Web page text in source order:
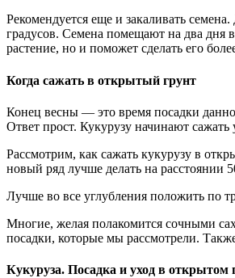
Рекомендуется еще и закаливать
градусов. Семена помещают на два дня
растение, но и поможет сделать его
Когда сажать в открытый грунт
Конец весны — это время посадки
Ответ прост. Кукурузу начинают
Рассмотрим, как сажать кукурузу в
новый ряд лучше делать на расстоянии
Лучше во все углубления положить по
Многие, желая полакомится сочными
посадки, которые мы рассмотрели.
Кукуруза. Посадка и уход в открытом